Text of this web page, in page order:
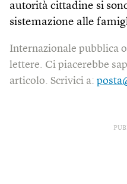
autorità cittadine si
sistemazione alle
Internazionale pubblica
lettere. Ci piacerebbe
articolo. Scrivici a: